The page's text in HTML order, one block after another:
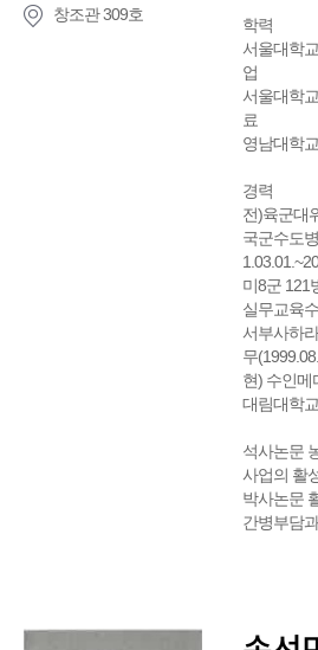
창조관 309호
학력
서울대학
업
서울대학
료
영남대학
경력
전)육군대
국군수도
미8군 121
실무교육
서부사하
무
현) 수인메
대림대학
석사논문
사업의 활
박사논문
간병부담